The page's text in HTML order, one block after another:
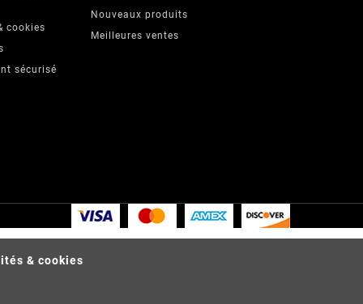
& cookies
cookies
sécurisé
Nouveaux produits
Meilleures ventes